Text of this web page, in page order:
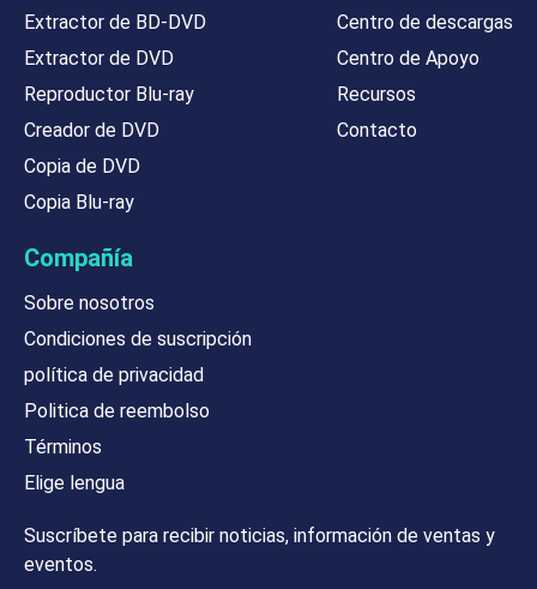
Extractor de BD-DVD
Extractor de DVD
Reproductor Blu-ray
Creador de DVD
Copia de DVD
Copia Blu-ray
Centro de descargas
Centro de Apoyo
Recursos
Contacto
Compañía
Sobre nosotros
Condiciones de suscripción
política de privacidad
Politica de reembolso
Términos
Elige lengua
Suscríbete para recibir noticias, información de ventas y
eventos.